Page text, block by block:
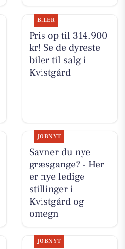
BILER
Pris op til 314.900
kr! Se de dyreste
biler til salg i
Kvistgård
JOBNYT
Savner du nye
græsgange? - Her
er nye ledige
stillinger i
Kvistgård og
omegn
JOBNYT